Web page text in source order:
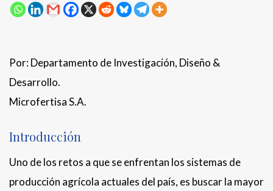
Por: Departamento de Investigación, Diseño &
Desarrollo.
Microfertisa S.A.
Introducción
Uno de los retos a que se enfrentan los sistemas de
producción agrícola actuales del país, es buscar la mayor